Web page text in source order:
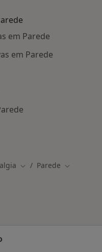
em Parede
em Parede
Mudar de cidade
Parede Mudar de